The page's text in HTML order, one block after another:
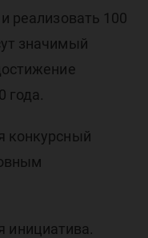
реализовать 100
значимый
года.
конкурсный
инициатива.